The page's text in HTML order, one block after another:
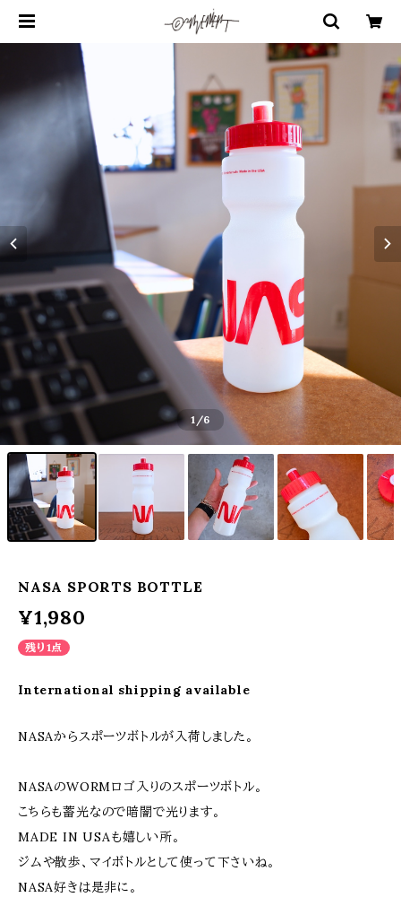
1 /6
NASA SPORTS BOTTLE
¥1,980
残り1点
International shipping available
NASAからスポーツボトルが入荷しました。
NASAのWORMロゴ入りのスポーツボトル。
こちらも蓄光なので暗闇で光ります。
MADE IN USAも嬉しい所。
ジムや散歩、マイボトルとして使って下さいね。
NASA好きは是非に。